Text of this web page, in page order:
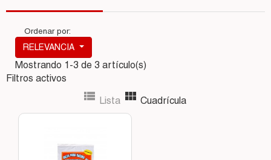
Ordenar por:
RELEVANCIA
Mostrando 1-3 de 3 artículo(s)
Filtros activos
 Cuadrícula
 Lista